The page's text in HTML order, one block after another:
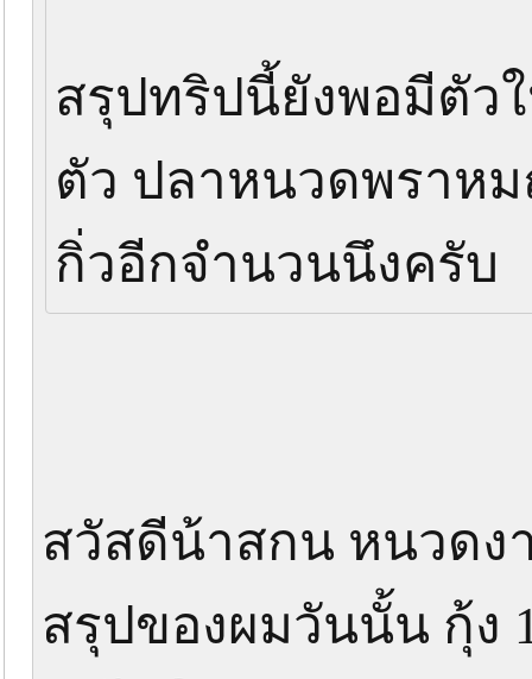
สรุปทริปนี้ยังพอมีตัว
ตัว ปลาหนวดพราห
กิ่วอีกจำนวนนึงครับ
สวัสดีน้าสกน หนวดง
สรุปของผมวันนั้น กุ้ง